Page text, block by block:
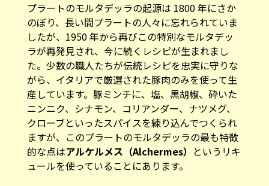
プラートのモルタデッラの起源は 1800 年にさか
のぼり、長い間プラートの人々に忘れられていま
したが、1950 年から再びこの特別なモルタデッ
ラが再発見され、今に続くレシピが生まれまし
た。少数の職人たちが伝統レシピを忠実に守りな
がら、イタリアで厳選された豚肉のみを使って生
産しています。豚ミンチに、塩、黒胡椒、砕いた
ニンニク、シナモン、コリアンダー、ナツメグ、
クローブといったスパイスを練り込んでつくられ
ますが、このプラートのモルタデッラの最も特徴
的な点はアルケルメス（Alchermes） というリキ
ュールを使っていることにあります。